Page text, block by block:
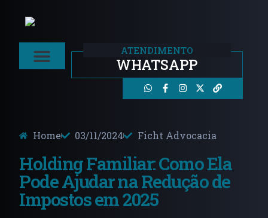
ATENDIMENTO
WHATSAPP
Home 03/11/2024 Ficht Advocacia
Holding Familiar: Como Ela
Pode Ajudar na Redução de
Impostos em 2025